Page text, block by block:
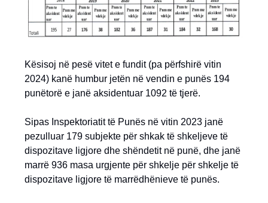
Kësisoj në pesë vitet e fundit (pa përfshirë vitin
2024) kanë humbur jetën në vendin e punës 194
punëtorë e janë aksidentuar 1092 të tjerë.
Sipas Inspektoriatit të Punës në vitin 2023 janë
pezulluar 179 subjekte për shkak të shkeljeve të
dispozitave ligjore dhe shëndetit në punë, dhe janë
marrë 936 masa urgjente për shkelje për shkelje të
dispozitave ligjore të marrëdhënieve të punës.